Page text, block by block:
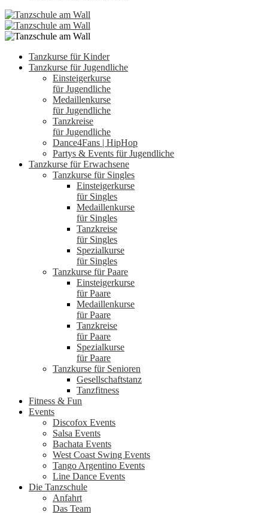
Tanzkurse für Kinder
Tanzkurse für Jugendliche
Einsteigerkurse
für Jugendliche
Medaillenkurse
für Jugendliche
Tanzkreise
für Jugendliche
Dance4Fans | HipHop
Partys & Events für Jugendliche
Tanzkurse für Erwachsene
Tanzkurse für Singles
Einsteigerkurse
für Singles
Medaillenkurse
für Singles
Tanzkreise
für Singles
Spezialkurse
für Singles
Tanzkurse für Paare
Einsteigerkurse
für Paare
Medaillenkurse
für Paare
Tanzkreise
für Paare
Spezialkurse
für Paare
Tanzkurse für Senioren
Gesellschaftstanz
Tanzfitness
Fitness & Fun
Events
Discofox Events
Salsa Events
Bachata Events
West Coast Swing Events
Tango Argentino Events
Line Dance Events
Die Tanzschule
Anfahrt
Das Team